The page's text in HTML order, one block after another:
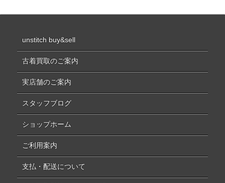
unstitch buy&sell
古着買取のご案内
実店舗のご案内
スタッフブログ
ショップホーム
ご利用案内
支払・配送について